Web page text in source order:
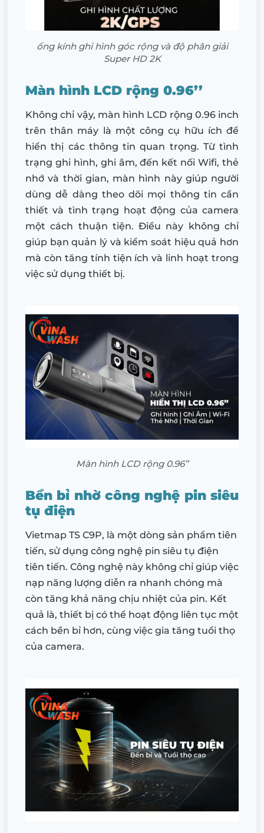
ống kính ghi hình góc rộng và độ phân giải
Super HD 2K
Màn hình LCD rộng 0.96’’
Không chỉ vậy, màn hình LCD rộng 0.96 inch
trên thân máy là một công cụ hữu ích để
hiển thị các thông tin quan trọng. Từ tình
trạng ghi hình, ghi âm, đến kết nối Wifi, thẻ
nhớ và thời gian, màn hình này giúp người
dùng dễ dàng theo dõi mọi thông tin cần
thiết và tình trạng hoạt động của camera
một cách thuận tiện. Điều này không chỉ
giúp bạn quản lý và kiểm soát hiệu quả hơn
mà còn tăng tính tiện ích và linh hoạt trong
việc sử dụng thiết bị.
Màn hình LCD rộng 0.96’’
Bền bỉ nhờ công nghệ pin siêu
tụ điện
Vietmap TS C9P, là một dòng sản phẩm tiên
tiến, sử dụng công nghệ pin siêu tụ điện
tiên tiến. Công nghệ này không chỉ giúp việc
nạp năng lượng diễn ra nhanh chóng mà
còn tăng khả năng chịu nhiệt của pin. Kết
quả là, thiết bị có thể hoạt động liên tục một
cách bền bỉ hơn, cùng việc gia tăng tuổi thọ
của camera.